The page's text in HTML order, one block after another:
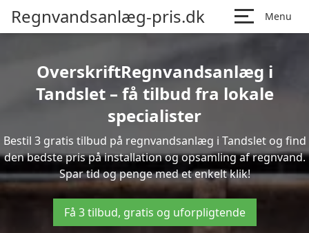
Regnvandsanlæg-pris.dk Menu
OverskriftRegnvandsanlæg i
Tandslet – få tilbud fra lokale
specialister
Bestil 3 gratis tilbud på regnvandsanlæg i Tandslet og find
den bedste pris på installation og opsamling af regnvand.
Spar tid og penge med et enkelt klik!
Få 3 tilbud, gratis og uforpligtende